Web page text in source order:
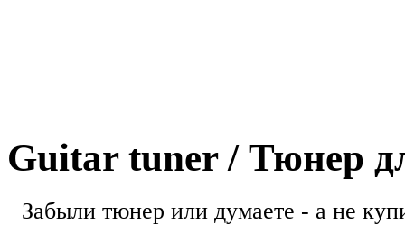
Guitar tuner / Тюнер
Забыли тюнер или думаете - а не